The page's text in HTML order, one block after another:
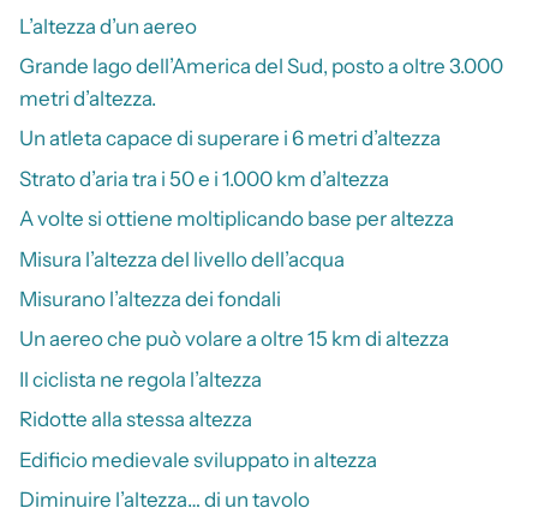
L’altezza d’un aereo
Grande lago dell’America del Sud, posto a oltre 3.000
metri d’altezza.
Un atleta capace di superare i 6 metri d’altezza
Strato d’aria tra i 50 e i 1.000 km d’altezza
A volte si ottiene moltiplicando base per altezza
Misura l’altezza del livello dell’acqua
Misurano l’altezza dei fondali
Un aereo che può volare a oltre 15 km di altezza
Il ciclista ne regola l’altezza
Ridotte alla stessa altezza
Edificio medievale sviluppato in altezza
Diminuire l’altezza… di un tavolo